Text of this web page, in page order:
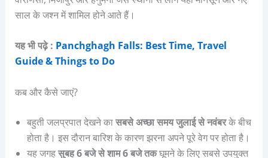
साल के जश्न में शामिल होने आते हैं।
यह भी पढ़े : Panchghagh Falls: Best Time, Travel
Guide & Things to Do
कब और कैसे जाएं?
बहुती जलप्रपात देखने कासबसे अच्छा समय जुलाई से नवंबरके बीच
होता है। इस दौरान बारिश के कारण झरना अपने पूरे वेग पर होता है।
यह जगहसुबह 6 बजे से शाम 6 बजे तकघूमने के लिए सबसे उपयुक्त